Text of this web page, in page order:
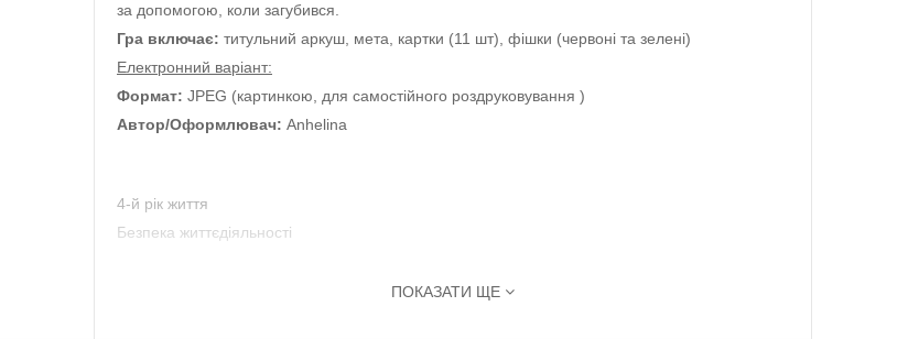
за допомогою, коли загубився.
Гра включає: титульний аркуш, мета, картки (11 шт), фішки (червоні та зелені)
Електронний варіант:
Формат: JPEG (картинкою, для самостійного роздруковування )
Автор/Оформлювач: Anhelina
4-й рік життя
Безпека життєдіяльності
ПОКАЗАТИ ЩЕ